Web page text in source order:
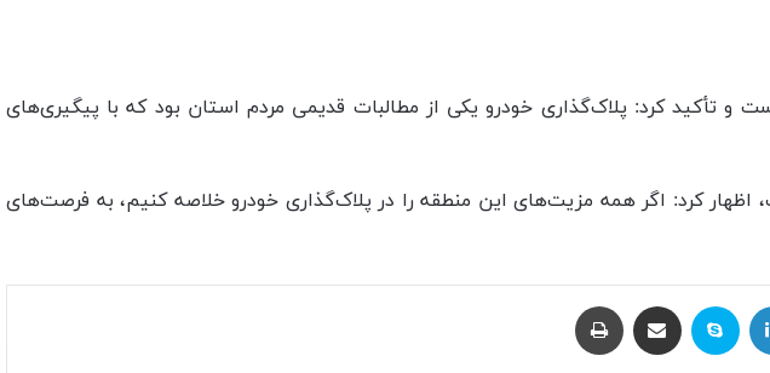
و تأکید کرد: پلاک‌گذاری خودرو یکی از مطالبات قدیمی مردم استان بود که با پیگیری‌های
اظهار کرد: اگر همه مزیت‌های این منطقه را در پلاک‌گذاری خودرو خلاصه کنیم، به فرصت‌های